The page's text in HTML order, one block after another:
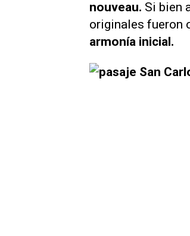
nouveau. Si bien
originales fueron
armonía inicial.